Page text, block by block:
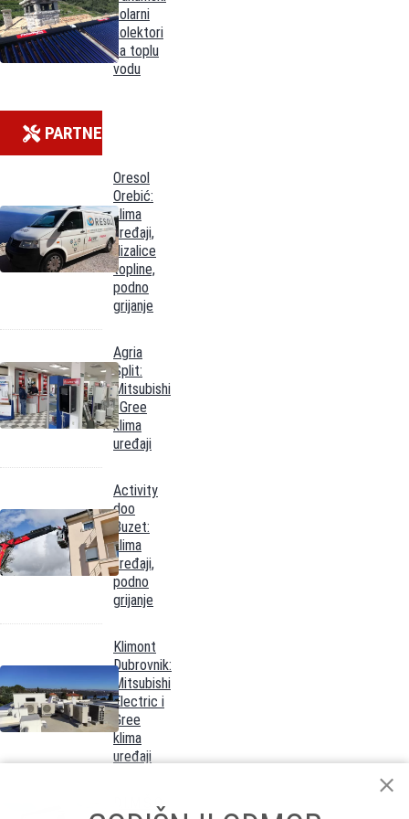
solarni
kolektori
za toplu
vodu
PARTNERI
Oresol
Orebić:
klima
uređaji,
dizalice
topline,
podno
grijanje
Agria
Split:
Mitsubishi
i Gree
klima
uređaji
Activity
doo
Buzet:
klima
uređaji,
podno
grijanje
Klimont
Dubrovnik:
Mitsubishi
Electric i
Gree
klima
uređaji
D.I.M.Š.O.